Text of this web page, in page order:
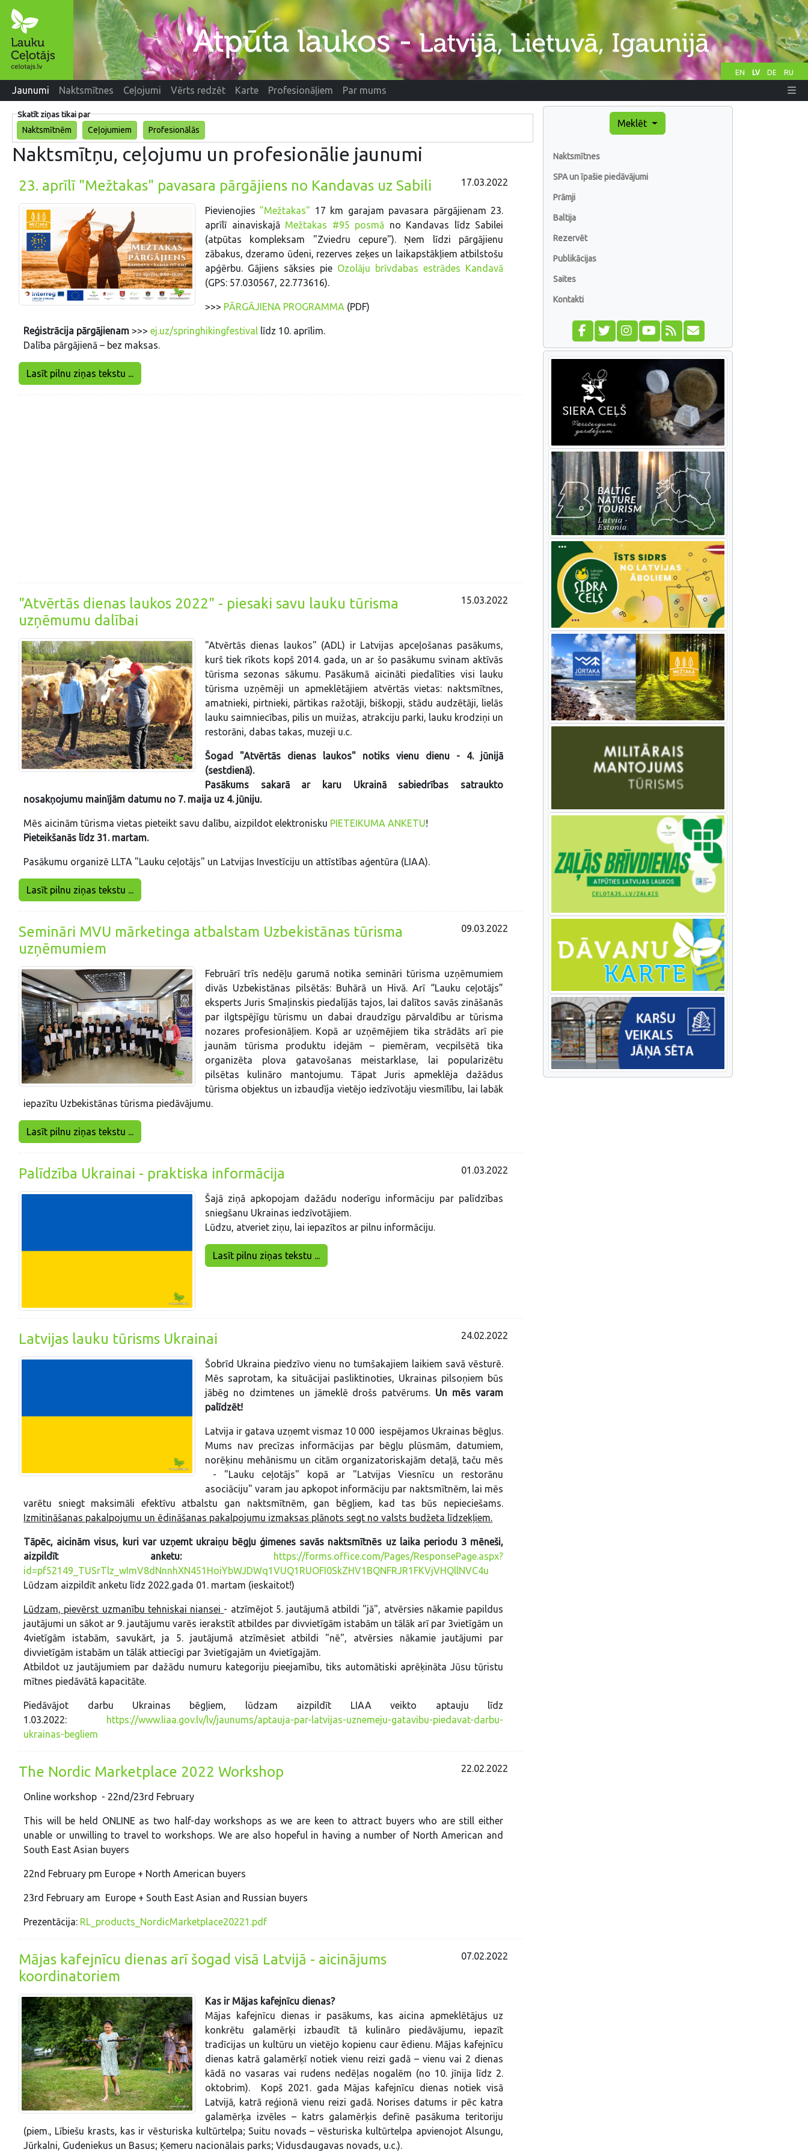
EN LV DE RU
Jaunumi Naktsmītnes Ceļojumi Vērts redzēt Karte Profesionāļiem Par mums
Skatīt ziņas tikai par
Naktsmītnēm
Ceļojumiem Profesionālās
Naktsmītņu, ceļojumu un profesionālie jaunumi
23. aprīlī "Mežtakas" pavasara pārgājiens no Kandavas uz Sabili 17.03.2022
Pievienojies "Mežtakas" 17 km garajam pavasara pārgājienam 23.
aprīlī ainaviskajā Mežtakas #95 posmā no Kandavas līdz Sabilei
(atpūtas kompleksam "Zviedru cepure"). Ņem līdzi pārgājienu
zābakus, dzeramo ūdeni, rezerves zeķes un laikapstākļiem atbilstošu
apģērbu. Gājiens sāksies pie Ozolāju brīvdabas estrādes Kandavā
(GPS: 57.030567, 22.773616).
>>> PĀRGĀJIENA PROGRAMMA (PDF)
Reģistrācija pārgājienam >>>ej.uz/springhikingfestival līdz 10. aprīlim.
Dalība pārgājienā – bez maksas.
Lasīt pilnu ziņas tekstu ...
"Atvērtās dienas laukos 2022" - piesaki savu lauku tūrisma
uzņēmumu dalībai
15.03.2022
"Atvērtās dienas laukos" (ADL) ir Latvijas apceļošanas pasākums,
kurš tiek rīkots kopš 2014. gada, un ar šo pasākumu svinam aktīvās
tūrisma sezonas sākumu. Pasākumā aicināti piedalīties visi lauku
tūrisma uzņēmēji un apmeklētājiem atvērtās vietas: naktsmītnes,
amatnieki, pirtnieki, pārtikas ražotāji, biškopji, stādu audzētāji, lielās
lauku saimniecības, pilis un muižas, atrakciju parki, lauku krodziņi un
restorāni, dabas takas, muzeji u.c.
Šogad "Atvērtās dienas laukos" notiks vienu dienu - 4. jūnijā
(sestdienā).
Pasākums sakarā ar karu Ukrainā sabiedrības satraukto
nosakņojumu mainījām datumu no 7. maija uz 4. jūniju.
Mēs aicinām tūrisma vietas pieteikt savu dalību, aizpildot elektronisku PIETEIKUMA ANKETU!
Pieteikšanās līdz 31. martam.
Pasākumu organizē LLTA "Lauku ceļotājs" un Latvijas Investīciju un attīstības aģentūra (LIAA).
Lasīt pilnu ziņas tekstu ...
Semināri MVU mārketinga atbalstam Uzbekistānas tūrisma
uzņēmumiem
09.03.2022
Februārī trīs nedēļu garumā notika semināri tūrisma uzņēmumiem
divās Uzbekistānas pilsētās: Buhārā un Hivā. Arī “Lauku ceļotājs”
eksperts Juris Smaļinskis piedalījās tajos, lai dalītos savās zināšanās
par ilgtspējīgu tūrismu un dabai draudzīgu pārvaldību ar tūrisma
nozares profesionāļiem. Kopā ar uzņēmējiem tika strādāts arī pie
jaunām tūrisma produktu idejām – piemēram, vecpilsētā tika
organizēta plova gatavošanas meistarklase, lai popularizētu
pilsētas kulināro mantojumu. Tāpat Juris apmeklēja dažādus
tūrisma objektus un izbaudīja vietējo iedzīvotāju viesmīlību, lai labāk
iepazītu Uzbekistānas tūrisma piedāvājumu.
Lasīt pilnu ziņas tekstu ...
Palīdzība Ukrainai - praktiska informācija 01.03.2022
Šajā ziņā apkopojam dažādu noderīgu informāciju par palīdzības
sniegšanu Ukrainas iedzīvotājiem.
Lūdzu, atveriet ziņu, lai iepazītos ar pilnu informāciju.
Lasīt pilnu ziņas tekstu ...
Latvijas lauku tūrisms Ukrainai 24.02.2022
Šobrīd Ukraina piedzīvo vienu no tumšakajiem laikiem savā vēsturē.
Mēs saprotam, ka situācijai pasliktinoties, Ukrainas pilsoņiem būs
jābēg no dzimtenes un jāmeklē drošs patvērums. Un mēs varam
palīdzēt!
Latvija ir gatava uzņemt vismaz 10 000 iespējamos Ukrainas bēgļus.
Mums nav precīzas informācijas par bēgļu plūsmām, datumiem,
norēķinu mehānismu un citām organizatoriskajām detaļā, taču mēs
- "Lauku ceļotājs" kopā ar "Latvijas Viesnīcu un restorānu
asociāciju" varam jau apkopot informāciju par naktsmītnēm, lai mēs
varētu sniegt maksimāli efektīvu atbalstu gan naktsmītnēm, gan bēgļiem, kad tas būs nepieciešams.
Izmitināšanas pakalpojumu un ēdināšanas pakalpojumu izmaksas plānots segt no valsts budžeta līdzekļiem.
Tāpēc, aicinām visus, kuri var uzņemt ukraiņu bēgļu ģimenes savās naktsmītnēs uz laika periodu 3 mēneši,
aizpildīt anketu:
https://forms.office.com/Pages/ResponsePage.aspx?
id=pf52149_TUSrTlz_wImV8dNnnhXN451HoiYbWJDWq1VUQ1RUOFI0SkZHV1BQNFRJR1FKVjVHQllNVC4u
Lūdzam aizpildīt anketu līdz 2022.gada 01. martam (ieskaitot!)
Lūdzam, pievērst uzmanību tehniskai niansei - atzīmējot 5. jautājumā atbildi "jā", atvērsies nākamie papildus
jautājumi un sākot ar 9. jautājumu varēs ierakstīt atbildes par divvietīgām istabām un tālāk arī par 3vietīgām un
4vietīgām istabām, savukārt, ja 5. jautājumā atzīmēsiet atbildi "nē", atvērsies nākamie jautājumi par
divvietīgām istabām un tālāk attiecīgi par 3vietīgajām un 4vietīgajām.
Atbildot uz jautājumiem par dažādu numuru kategoriju pieejamību, tiks automātiski aprēķināta Jūsu tūristu
mītnes piedāvātā kapacitāte.
Piedāvājot darbu Ukrainas bēgļiem, lūdzam aizpildīt LIAA veikto aptauju līdz
1.03.2022:
https://www.liaa.gov.lv/lv/jaunums/aptauja-par-latvijas-uznemeju-gatavibu-piedavat-darbu-
ukrainas-begliem
The Nordic Marketplace 2022 Workshop 22.02.2022
Online workshop - 22nd/23rd February
This will be held ONLINE as two half-day workshops as we are keen to attract buyers who are still either
unable or unwilling to travel to workshops. We are also hopeful in having a number of North American and
South East Asian buyers
22nd February pm Europe + North American buyers
23rd February am Europe + South East Asian and Russian buyers
Prezentācija: RL_products_NordicMarketplace20221.pdf
Mājas kafejnīcu dienas arī šogad visā Latvijā - aicinājums
koordinatoriem
07.02.2022
Kas ir Mājas kafejnīcu dienas?
Mājas kafejnīcu dienas ir pasākums, kas aicina apmeklētājus uz
konkrētu galamērķi izbaudīt tā kulināro piedāvājumu, iepazīt
tradīcijas un kultūru un vietējo kopienu caur ēdienu. Mājas kafejnīcu
dienas katrā galamērķī notiek vienu reizi gadā – vienu vai 2 dienas
kādā no vasaras vai rudens nedēļas nogalēm (no 10. jīnija līdz 2.
oktobrim). Kopš 2021. gada Mājas kafejnīcu dienas notiek visā
Latvijā, katrā reģionā vienu reizi gadā. Norises datums ir pēc katra
galamērķa izvēles – katrs galamērķis definē pasākuma teritoriju
(piem., Lībiešu krasts, kas ir vēsturiska kultūrtelpa; Suitu novads – vēsturiska kultūrtelpa apvienojot Alsungu,
Jūrkalni, Gudeniekus un Basus; Ķemeru nacionālais parks; Vidusdaugavas novads, u.c.).
Meklēt
Naktsmītnes
SPA un īpašie piedāvājumi
Prāmji
Baltija
Rezervēt
Publikācijas
Saites
Kontakti